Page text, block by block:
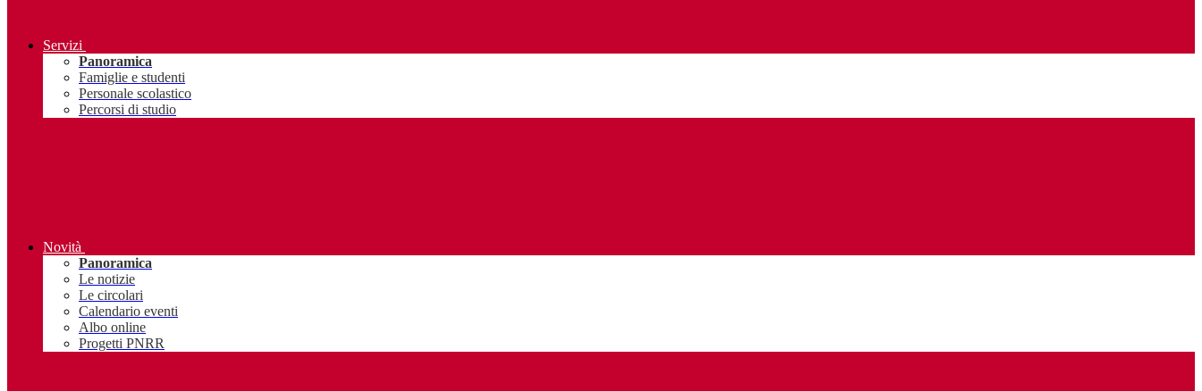
Servizi
Panoramica
Famiglie e studenti
Personale scolastico
Percorsi di studio
Novità
Panoramica
Le notizie
Le circolari
Calendario eventi
Albo online
Progetti PNRR